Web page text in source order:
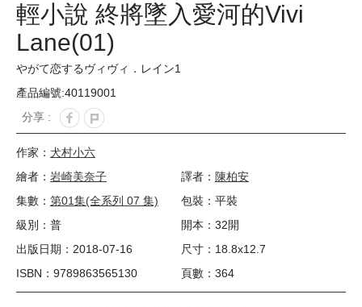
輕小說 終將墜入愛河的Vivi
Lane(01)
やがて恋するヴィヴィ．レイン1
產品編號:40119001
分享 :
作家： 犬村小六
繪者： 岩崎美奈子 譯者： 陳柏安
集數： 第01集(全系列 07 集)
包裝：平裝
級別：普
開本：32開
出版日期：2018-07-16
尺寸：18.8x12.7
ISBN：9789863565130
頁數：364